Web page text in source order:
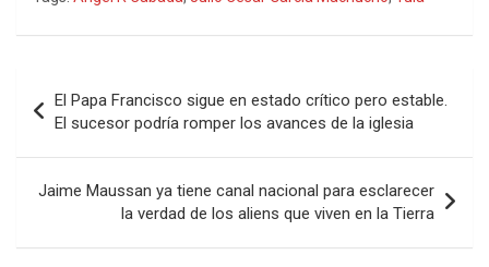
de
entradas
El Papa Francisco sigue en estado crítico pero estable.
El sucesor podría romper los avances de la iglesia
Jaime Maussan ya tiene canal nacional para esclarecer
la verdad de los aliens que viven en la Tierra